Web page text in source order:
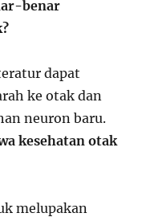
benar
dapat
ke otak dan
neuron baru.
kesehatan otak
melupakan